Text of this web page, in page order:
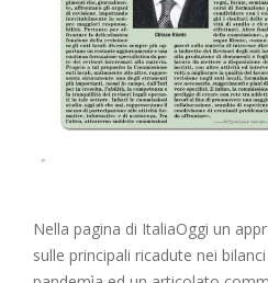
Nella pagina di ItaliaOggi un
sulle principali ricadute nei